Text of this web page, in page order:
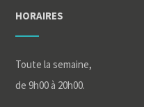
HORAIRES
Toute la semaine,
de 9h00 à 20h00.